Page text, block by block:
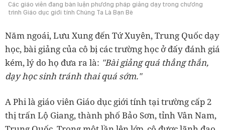
Các giáo viên đang bàn luận phương pháp giảng dạy trong chương
trình Giáo dục giới tính Chúng Ta Là Bạn Bè
Năm ngoái, Lưu Xung đến Tứ Xuyên, Trung Quốc dạy
học, bài giảng của cô bị các trường học ở đấy đánh giá
kém, lý do họ đưa ra là: "Bài giảng quá thẳng thắn,
dạy học sinh tránh thai quá sớm."
A Phi là giáo viên Giáo dục giới tính tại trường cấp 2
thị trấn Lộ Giang, thành phố Bảo Sơn, tỉnh Vân Nam,